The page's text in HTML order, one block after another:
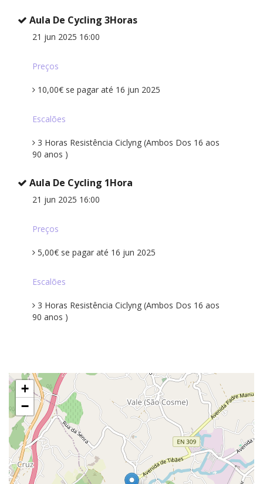
Aula De Cycling 3Horas
21 jun 2025 16:00
Preços
10,00€ se pagar até 16 jun 2025
Escalões
3 Horas Resistência Ciclyng (Ambos Dos 16 aos
90 anos )
Aula De Cycling 1Hora
21 jun 2025 16:00
Preços
5,00€ se pagar até 16 jun 2025
Escalões
3 Horas Resistência Ciclyng (Ambos Dos 16 aos
90 anos )
+
−